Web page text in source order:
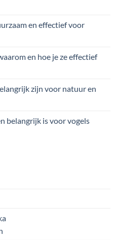
en effectief voor
en hoe je ze effectief
zijn voor natuur en
belangrijk is voor vogels